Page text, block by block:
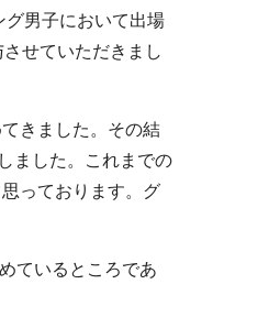
グ男子において出場
せていただきまし
きました。その結
ました。これまでの
っております。グ
ているところであ